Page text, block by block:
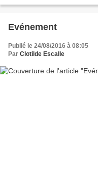
Evénement
Publié le 24/08/2016 à 08:05
Par Clotilde Escalle